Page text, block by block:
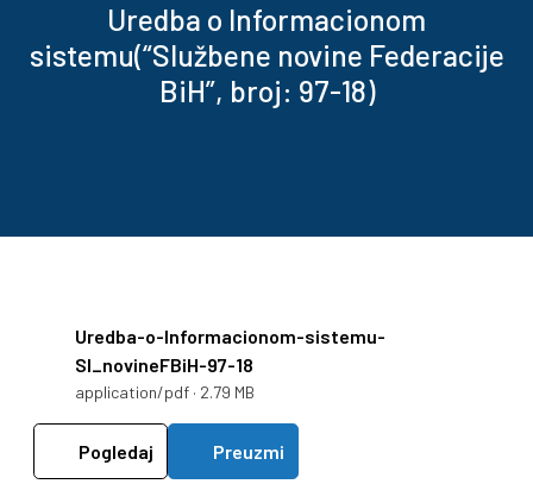
Uredba o Informacionom
sistemu(“Službene novine Federacije
BiH”, broj: 97-18)
Uredba-o-Informacionom-sistemu-
Sl_novineFBiH-97-18
application/pdf · 2.79 MB
Pogledaj Preuzmi